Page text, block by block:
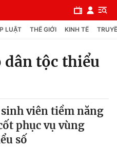
LUẬT THẾ GIỚI KINH TẾ
dân tộc thiểu
viên tiềm năng
phục vụ vùng
số